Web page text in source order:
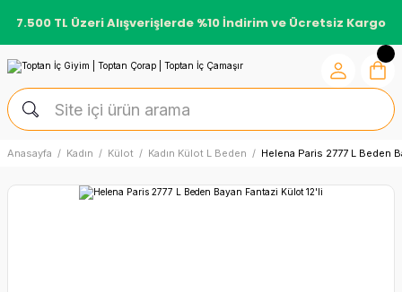
7.500 TL Üzeri Alışverişlerde %10 İndirim ve Ücretsiz Kargo
Anasayfa Kadın Külot Kadın Külot L Beden Helena Paris 2777 L Beden